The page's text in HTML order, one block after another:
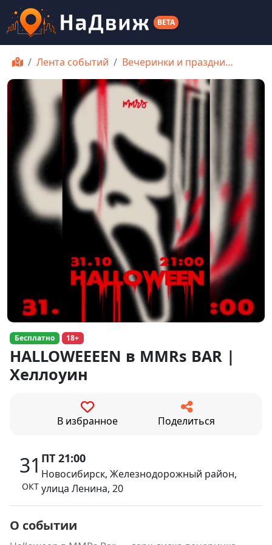
BETA
Лента событий Вечеринки и праздни…
Бесплатно 18+
HALLOWEEEEN в MMRs BAR |
Хеллоуин
В избранное Поделиться
31
ОКТ
ПТ 21:00
Новосибирск, Железнодорожный район,
улица Ленина, 20
О событии